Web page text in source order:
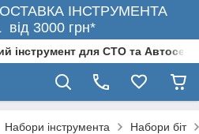
ІНСТРУМЕНТА
від 3000 грн*
інструмент для СТО та
Набори інструмента Набори біт